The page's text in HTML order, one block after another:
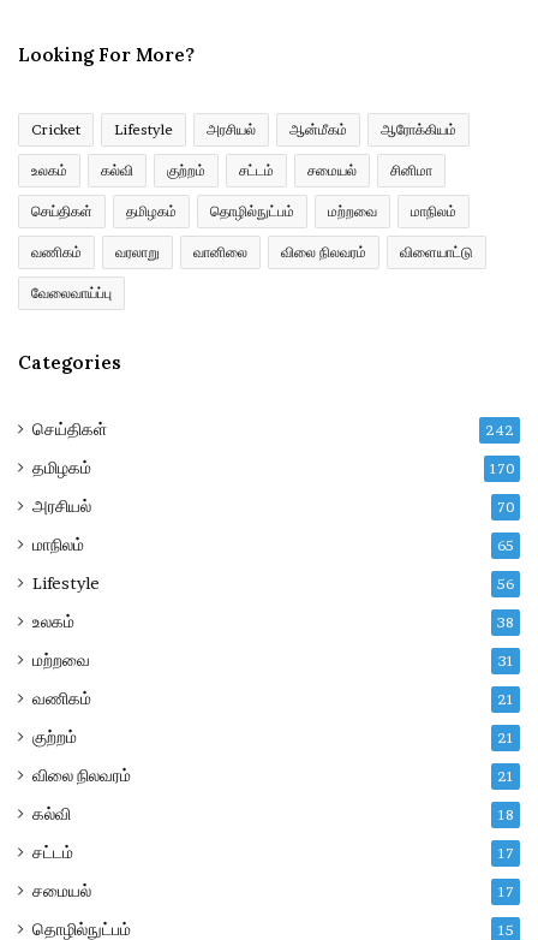
a
d
e
s
Looking For More?
Cricket Lifestyle அரசியல் ஆன்மீகம் ஆரோக்கியம்
உலகம் கல்வி குற்றம் சட்டம் சமையல் சினிமா
செய்திகள் தமிழகம் தொழில்நுட்பம் மற்றவை மாநிலம்
வணிகம் வரலாறு வானிலை விலை நிலவரம் விளையாட்டு
வேலைவாய்ப்பு
Categories
செய்திகள் 242
தமிழகம் 170
அரசியல் 70
மாநிலம் 65
Lifestyle 56
உலகம் 38
மற்றவை 31
வணிகம் 21
குற்றம் 21
விலை நிலவரம் 21
கல்வி 18
சட்டம் 17
சமையல் 17
தொழில்நுட்பம் 15